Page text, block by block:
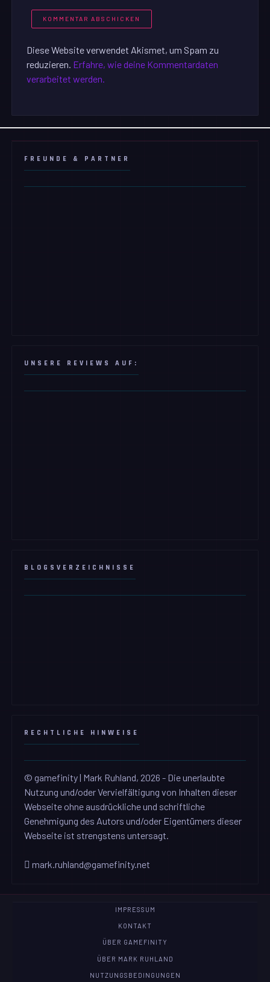
Diese Website verwendet Akismet, um Spam zu
reduzieren. Erfahre, wie deine Kommentardaten
verarbeitet werden.
FREUNDE & PARTNER
UNSERE REVIEWS AUF:
BLOGSVERZEICHNISSE
RECHTLICHE HINWEISE
© gamefinity | Mark Ruhland, 2026 - Die unerlaubte
Nutzung und/oder Vervielfältigung von Inhalten dieser
Webseite ohne ausdrückliche und schriftliche
Genehmigung des Autors und/oder Eigentümers dieser
Webseite ist strengstens untersagt.
mark.ruhland@gamefinity.net
IMPRESSUM
KONTAKT
ÜBER GAMEFINITY
ÜBER MARK RUHLAND
NUTZUNGSBEDINGUNGEN